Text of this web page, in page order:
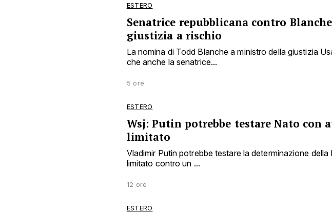
ESTERO
Senatrice repubblicana contro
giustizia a rischio
La nomina di Todd Blanche a ministro della giustizia
che anche la senatrice...
5 ore
ESTERO
Wsj: Putin potrebbe testare Nato con
limitato
Vladimir Putin potrebbe testare la determinazione
limitato contro un ...
12 ore
ESTERO